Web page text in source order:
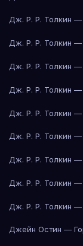
Дж. Р. Р. Толкин —
Дж. Р. Р. Толкин —
Дж. Р. Р. Толкин —
Дж. Р. Р. Толкин —
Дж. Р. Р. Толкин —
Дж. Р. Р. Толкин —
Дж. Р. Р. Толкин —
Дж. Р. Р. Толкин —
Дж. Р. Р. Толкин —
Джейн Остин —